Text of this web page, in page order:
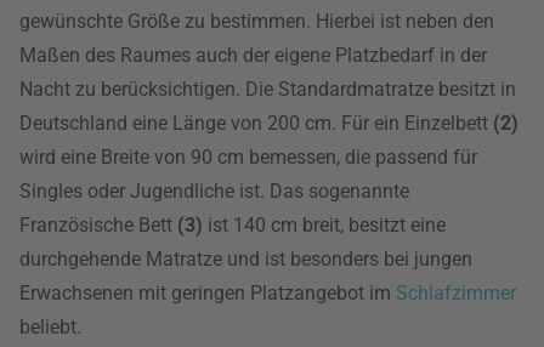
gewünschte Größe zu bestimmen. Hierbei ist neben den
Maßen des Raumes auch der eigene Platzbedarf in der
Nacht zu berücksichtigen. Die Standardmatratze besitzt in
Deutschland eine Länge von 200 cm. Für ein Einzelbett (2)
wird eine Breite von 90 cm bemessen, die passend für
Singles oder Jugendliche ist. Das sogenannte
Französische Bett (3) ist 140 cm breit, besitzt eine
durchgehende Matratze und ist besonders bei jungen
Erwachsenen mit geringen Platzangebot im Schlafzimmer
beliebt.